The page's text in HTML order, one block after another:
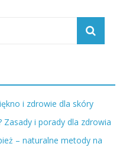
i zdrowie dla skóry
Zasady i porady dla zdrowia
– naturalne metody na